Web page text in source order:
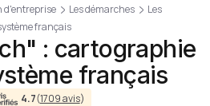
d'entreprise Les démarches
Les
français
: cartographie
français
4.7(1709 avis)